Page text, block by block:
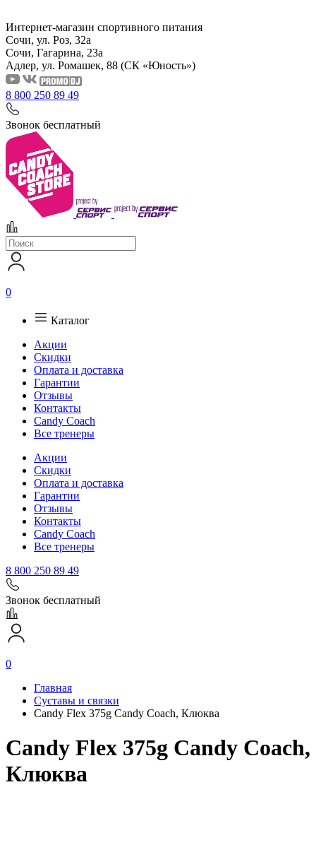
Интернет-магазин спортивного питания
Сочи, ул. Роз, 32а
Сочи, Гагарина, 23а
Адлер, ул. Ромашек, 88 (СК «Юность»)
8 800 250 89 49
Звонок бесплатный
0
Каталог
Акции
Скидки
Оплата и доставка
Гарантии
Отзывы
Контакты
Candy Coach
Все тренеры
Акции
Скидки
Оплата и доставка
Гарантии
Отзывы
Контакты
Candy Coach
Все тренеры
8 800 250 89 49
Звонок бесплатный
0
Главная
Суставы и связки
Candy Flex 375g Candy Coach, Клюква
Candy Flex 375g Candy Coach,
Клюква